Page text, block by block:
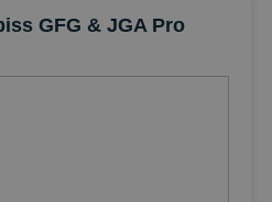
GFG & JGA Pro